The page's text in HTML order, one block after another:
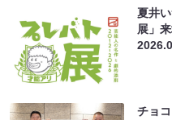
夏井
展」
チョ